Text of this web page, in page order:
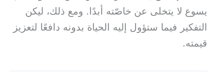
يسوع لا يتخلى عن خاصّته أبدًا. ومع ذلك، ليكن
التفكير فيما ستؤول إليه الحياة بدونه دافعًا لتعزيز
قيمته.